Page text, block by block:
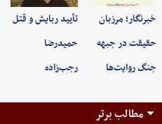
خبرنگار؛ مرزبان
حقیقت در جبهه
جنگ روایت‌ها
تأیید ربایش و قتل
حمیدرضا
رجب‌زاده
مطالب برتر